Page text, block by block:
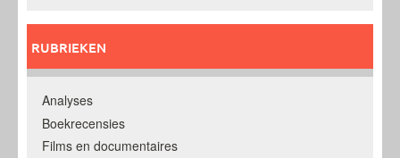
RUBRIEKEN
Analyses
Boekrecensies
Films en documentaires